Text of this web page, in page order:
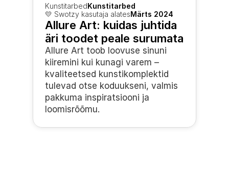
KunstitarbedKunstitarbed
💛 Swotzy kasutaja alatesMärts 2024
Allure Art: kuidas juhtida
äri toodet peale surumata
Allure Art toob loovuse sinuni
kiiremini kui kunagi varem –
kvaliteetsed kunstikomplektid
tulevad otse koduukseni, valmis
pakkuma inspiratsiooni ja
loomisrõõmu.